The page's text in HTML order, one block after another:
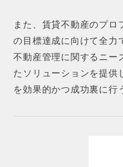
また、賃貸不動産のプロ
の目標達成に向けて全力
不動産管理に関するニー
たソリューションを提供
を効果的かつ成功裏に行